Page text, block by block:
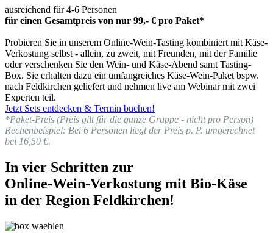
ausreichend für 4-6 Personen
für einen Gesamtpreis von nur 99,- € pro Paket*
Probieren Sie in unserem Online-Wein-Tasting kombiniert mit Käse-
Verkostung selbst - allein, zu zweit, mit Freunden, mit der Familie
oder verschenken Sie den Wein- und Käse-Abend samt Tasting-
Box. Sie erhalten dazu ein umfangreiches Käse-Wein-Paket bspw.
nach Feldkirchen geliefert und nehmen live am Webinar mit zwei
Experten teil.
Jetzt Sets entdecken & Termin buchen!
*Paket-Preis (Preis gilt für die ganze Gruppe - nicht pro Person)
Rechenbeispiel: Bei 6 Personen liegt der Preis p. P. umgerechnet
bei 16,50 €.
In vier Schritten zur
Online-Wein-Verkostung mit Bio-Käse
in der Region Feldkirchen!